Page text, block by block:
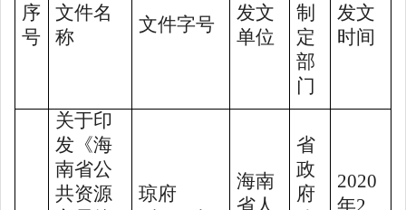
序
号
文件名
称
文件字号
发文
单位
制
定
部
门
发文
时间
关于印
发《海
南省公
共资源
琼府
海南
省人
省
政
府
2020
年2